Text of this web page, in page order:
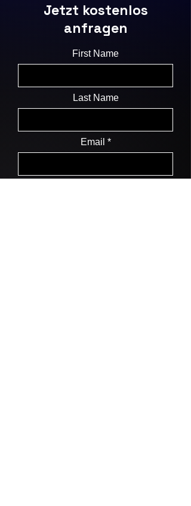
Jetzt kostenlos
anfragen
First Name
Last Name
Email